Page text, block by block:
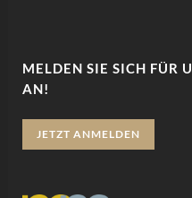
MELDEN SIE SICH FÜR
AN!
JETZT ANMELDEN